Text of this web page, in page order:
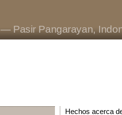
— Pasir Pangarayan,
Hechos acerca